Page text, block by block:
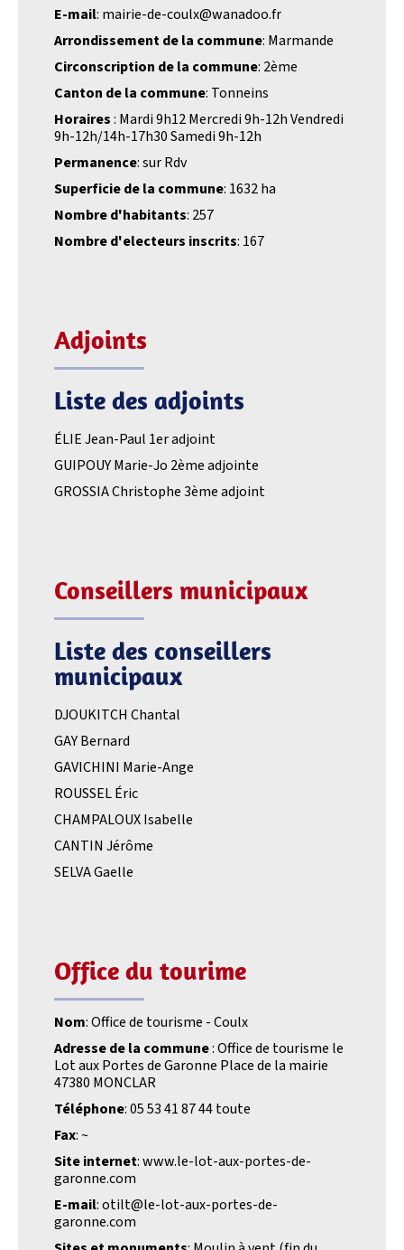
E-mail: mairie-de-coulx@wanadoo.fr
Arrondissement de la commune: Marmande
Circonscription de la commune: 2ème
Canton de la commune: Tonneins
Horaires: Mardi 9h12 Mercredi 9h-12h Vendredi
9h-12h/14h-17h30 Samedi 9h-12h
Permanence: sur Rdv
Superficie de la commune: 1632 ha
Nombre d'habitants: 257
Nombre d'electeurs inscrits: 167
Adjoints
Liste des adjoints
ÉLIE Jean-Paul 1er adjoint
GUIPOUY Marie-Jo 2ème adjointe
GROSSIA Christophe 3ème adjoint
Conseillers municipaux
Liste des conseillers
municipaux
DJOUKITCH Chantal
GAY Bernard
GAVICHINI Marie-Ange
ROUSSEL Éric
CHAMPALOUX Isabelle
CANTIN Jérôme
SELVA Gaelle
Office du tourime
Nom: Office de tourisme - Coulx
Adresse de la commune: Office de tourisme le
Lot aux Portes de Garonne Place de la mairie
47380 MONCLAR
Téléphone: 05 53 41 87 44 toute
Fax: ~
Site internet: www.le-lot-aux-portes-de-
garonne.com
E-mail: otilt@le-lot-aux-portes-de-
garonne.com